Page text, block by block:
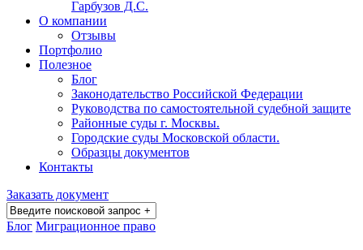
Гарбузов Д.С.
О компании
Отзывы
Портфолио
Полезное
Блог
Законодательство Российской Федерации
Руководства по самостоятельной судебной защите
Районные суды г. Москвы.
Городские суды Московской области.
Образцы документов
Контакты
Заказать документ
Блог Миграционное право